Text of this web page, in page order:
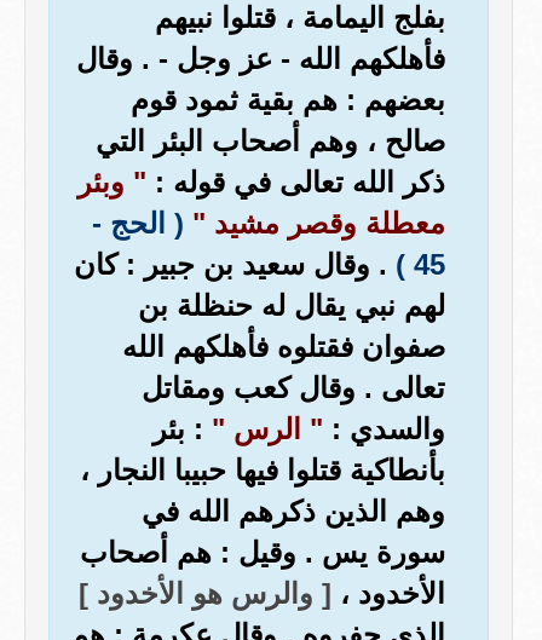
بفلج اليمامة ، قتلوا نبيهم
فأهلكهم الله - عز وجل - . وقال
بعضهم : هم بقية ثمود قوم
صالح ، وهم أصحاب البئر التي
ذكر الله تعالى في قوله : " وبئر
معطلة وقصر مشيد " ( الحج -
45 )
. وقال سعيد بن جبير : كان
لهم نبي يقال له حنظلة بن
صفوان فقتلوه فأهلكهم الله
تعالى . وقال كعب ومقاتل
والسدي : " الرس " : بئر
بأنطاكية قتلوا فيها حبيبا النجار ،
وهم الذين ذكرهم الله في
سورة يس . وقيل : هم أصحاب
الأخدود ، [ والرس هو الأخدود ]